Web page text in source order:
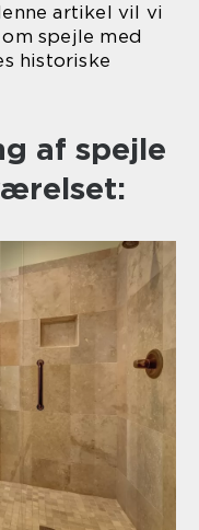
artikel vil vi
spejle med
historiske
af spejle